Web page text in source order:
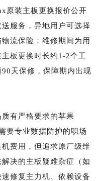
原装主板更换报价公开
服务，异地用户可选择
流保险；维修期间为用
板更换时长约1-2个工
天保修，保障期内出现
有严格要求的苹果
要专业数据防护的职场
费用，但追求原厂级维
决的主板疑难杂症（如
修复主力机、依赖设备